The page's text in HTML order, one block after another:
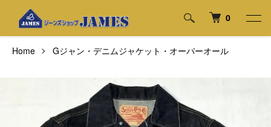
0
Home Gジャン・デニムジャケット・オーバーオール